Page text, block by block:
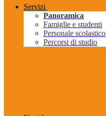
Servizi
Panoramica
Famiglie e studenti
Personale scolastico
Percorsi di studio